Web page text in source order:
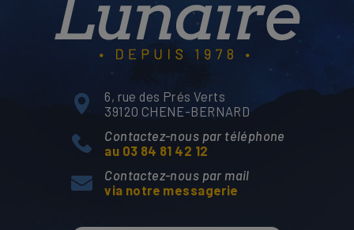
6, rue des Prés Verts
39120 CHENE-BERNARD
Contactez-nous par téléphone
au 03 84 81 42 12
Contactez-nous par mail
via notre messagerie